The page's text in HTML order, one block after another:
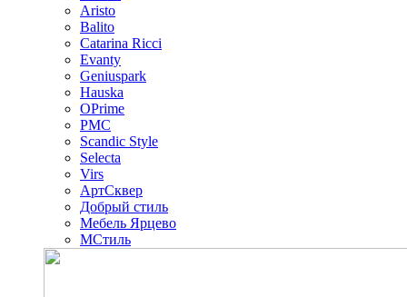
Aristo
Balito
Catarina Ricci
Evanty
Geniuspark
Hauska
OPrime
PMC
Scandic Style
Selecta
Virs
АртСквер
Добрый стиль
Мебель Ярцево
МСтиль